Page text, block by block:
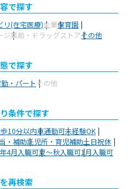
で探す
リ(在宅医療)企業保育園
ジ薬局・ドラッグストアその他
で探す
・パートその他
条件で探す
10分以内車通勤可未経験OK
・補助託児所・育児補助土日祝休
4月入職可夏～秋入職可1月入職可
再検索